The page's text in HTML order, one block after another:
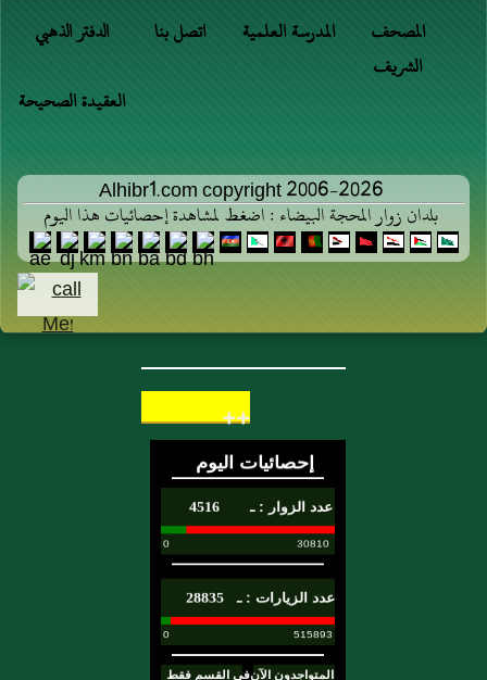
الدفتر الذهبي اتصل بنا المدرسة العلمية
المصحف
الشريف
العقيدة الصحيحة
Alhibr1.com copyright 2006-2026
بلدان زوار المحجة البيضاء : اضغط لمشاهدة إحصائيات هذا اليوم
++